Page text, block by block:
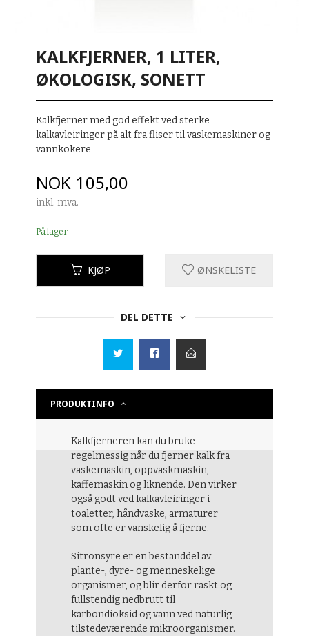
KALKFJERNER, 1 LITER,
ØKOLOGISK, SONETT
Kalkfjerner med god effekt ved sterke
kalkavleiringer på alt fra fliser til vaskemaskiner og
vannkokere
Pris
NOK 105,00
inkl. mva.
På lager
KJØP ØNSKELISTE
DEL DETTE
PRODUKTINFO
Kalkfjerneren kan du bruke
regelmessig når du fjerner kalk fra
vaskemaskin, oppvaskmaskin,
kaffemaskin og liknende. Den virker
også godt ved kalkavleiringer i
toaletter, håndvaske, armaturer
som ofte er vanskelig å fjerne.
Sitronsyre er en bestanddel av
plante-, dyre- og menneskelige
organismer, og blir derfor raskt og
fullstendig nedbrutt til
karbondioksid og vann ved naturlig
tilstedeværende mikroorganismer.